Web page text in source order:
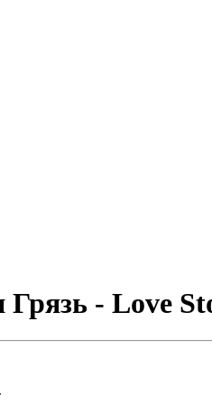
Грязь - Love